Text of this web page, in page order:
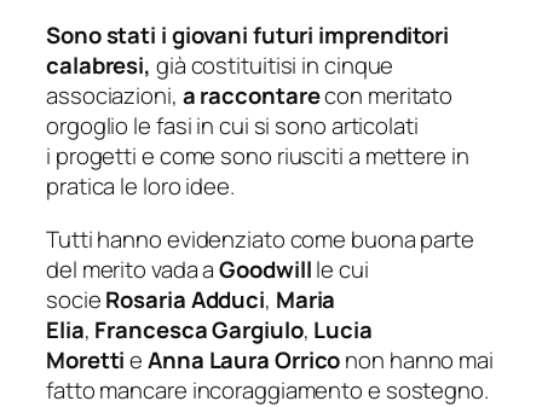
Sono stati i giovani futuri imprenditori
calabresi, già costituitisi in cinque
associazioni, a raccontarecon meritato
orgoglio le fasi in cui si sono articolati
i progetti e come sono riusciti a mettere in
pratica le loro idee.
Tutti hanno evidenziato come buona parte
del merito vada aGoodwillle cui
socieRosaria Adduci, Maria
Elia, FrancescaGargiulo, Lucia
MorettieAnna LauraOrriconon hanno mai
fatto mancare incoraggiamento e sostegno.